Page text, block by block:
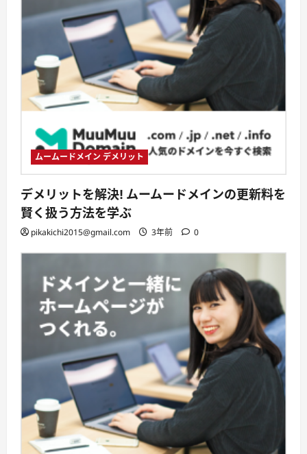
ムームードメイン デメリット
デメリットを解決! ムームードメインの更新料を
賢く扱う方法を学ぶ
pikakichi2015@gmail.com 3年前 0